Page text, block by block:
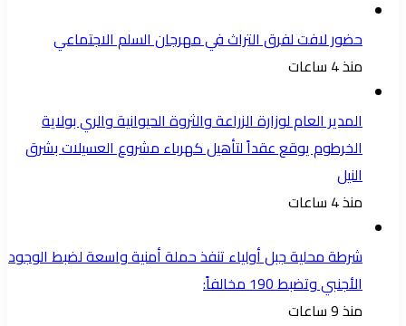
حضور لافت لفرق التراث في مهرجان السلم الاجتماعي
منذ 4 ساعات
المدير العام لوزارة الزراعة والثروة الحيوانية والري بولاية
الخرطوم يوقع عقداً لتأهيل كهرباء مشروع العسيلات بشرق
النيل
منذ 4 ساعات
شرطة محلية جبل أولياء تنفذ حملة أمنية واسعة لضبط الوجود
الأجنبي وتضبط 190 مخالفاً:
منذ 9 ساعات